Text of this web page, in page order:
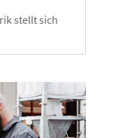
stellt sich